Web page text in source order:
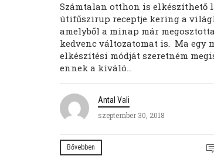
Számtalan otthon is elkészíthető
útifűszirup receptje kering a
amelyből a minap már
kedvenc változatomat is. Ma egy
elkészítési módját szeretném
ennek a kiváló...
Antal Vali
szeptember 30, 2018
Bővebben